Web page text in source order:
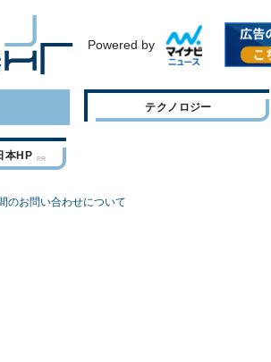
Powered by
テクノロジー
本HP
のお問い合わせについて